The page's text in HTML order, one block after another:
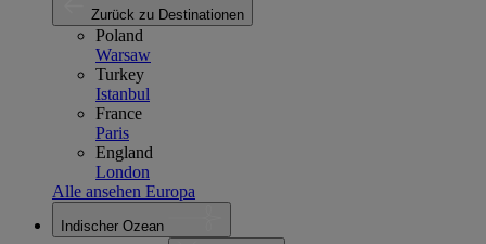
Zurück zu Destinationen
Poland
Warsaw
Turkey
Istanbul
France
Paris
England
London
Alle ansehen Europa
Indischer Ozean